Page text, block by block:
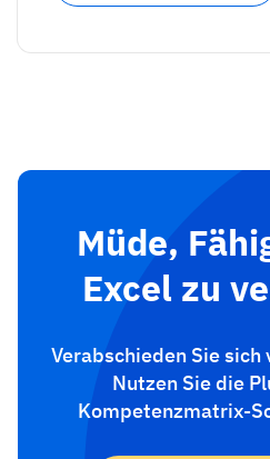
Müde,
Excel zu
Verabschieden Sie
Nutzen Sie die
Kompetenzmatrix-